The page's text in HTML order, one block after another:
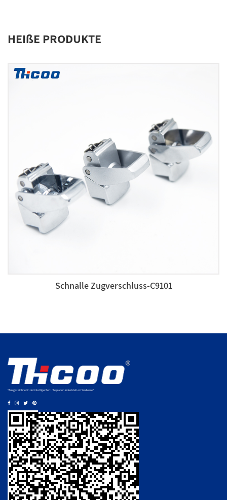
HEIßE PRODUKTE
Schnalle Zugverschluss-C9101
"Ausgezeichnet in der intelligenten Integration industrieller Hardware."